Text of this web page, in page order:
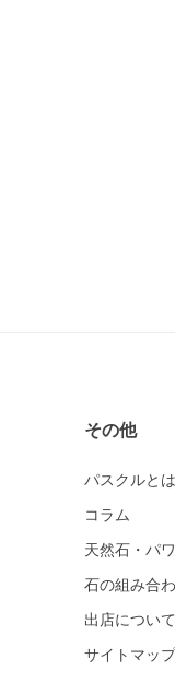
その他
パスクルとは
コラム
天然石・パ
石の組み合
出店について
サイトマップ